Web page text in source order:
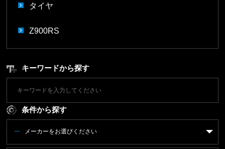
タイヤ
Z900RS
キーワードから探す
条件から探す
メーカーをお選びください